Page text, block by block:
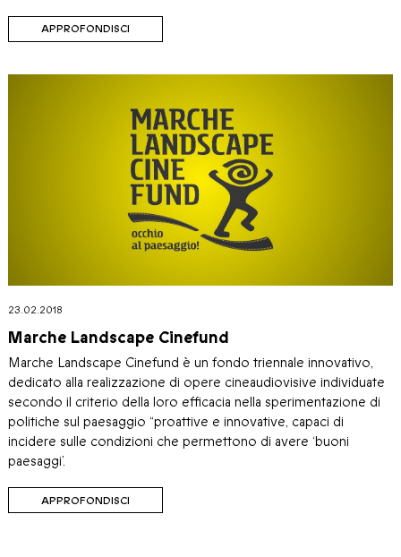
APPROFONDISCI
23.02.2018
Marche Landscape Cinefund
Marche Landscape Cinefund è un fondo triennale innovativo,
dedicato alla realizzazione di opere cineaudiovisive individuate
secondo il criterio della loro efficacia nella sperimentazione di
politiche sul paesaggio “proattive e innovative, capaci di
incidere sulle condizioni che permettono di avere ‘buoni
paesaggi’.
APPROFONDISCI